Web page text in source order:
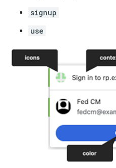
signup
use